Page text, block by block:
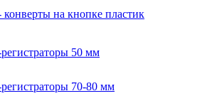
на кнопке пластик
50 мм
70-80 мм